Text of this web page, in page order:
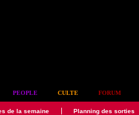
PEOPLE CULTE FORUM
de la semaine Planning des sorties